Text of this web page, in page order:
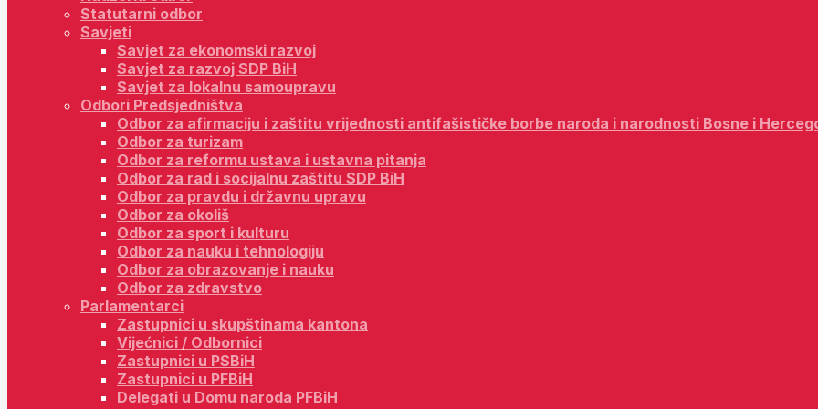
Statutarni odbor
Savjeti
Savjet za ekonomski razvoj
Savjet za razvoj SDP BiH
Savjet za lokalnu samoupravu
Odbori Predsjedništva
Odbor za afirmaciju i zaštitu vrijednosti antifašističke borbe naroda i narodnosti Bosne i
Odbor za turizam
Odbor za reformu ustava i ustavna pitanja
Odbor za rad i socijalnu zaštitu SDP BiH
Odbor za pravdu i državnu upravu
Odbor za okoliš
Odbor za sport i kulturu
Odbor za nauku i tehnologiju
Odbor za obrazovanje i nauku
Odbor za zdravstvo
Parlamentarci
Zastupnici u skupštinama kantona
Vijećnici / Odbornici
Zastupnici u PSBiH
Zastupnici u PFBiH
Delegati u Domu naroda PFBiH